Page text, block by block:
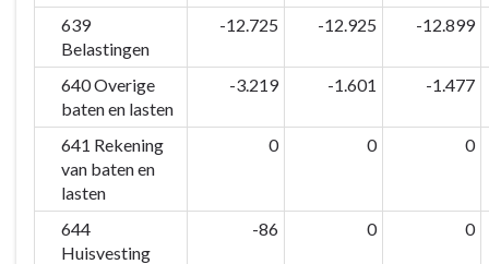
639
Belastingen
-12.725 -12.925 -12.899
640 Overige
baten en lasten
-3.219 -1.601 -1.477
641 Rekening
van baten en
lasten
0 0 0
644
Huisvesting
-86 0 0